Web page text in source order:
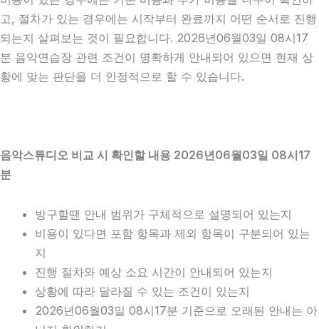
고, 절차가 있는 경우에는 시작부터 완료까지 어떤 순서로 진행
되는지 살펴보는 것이 필요합니다. 2026년06월03일 08시17
분 음악연습장 관련 조건이 명확하게 안내되어 있으면 현재 상
황에 맞는 판단을 더 안정적으로 할 수 있습니다.
음악스튜디오 비교 시 확인할 내용 2026년06월03일 08시17
분
방구할땐 안내 범위가 구체적으로 설명되어 있는지
비용이 있다면 포함 항목과 제외 항목이 구분되어 있는
지
진행 절차와 예상 소요 시간이 안내되어 있는지
상황에 따라 달라질 수 있는 조건이 있는지
2026년06월03일 08시17분 기준으로 오래된 안내는 아